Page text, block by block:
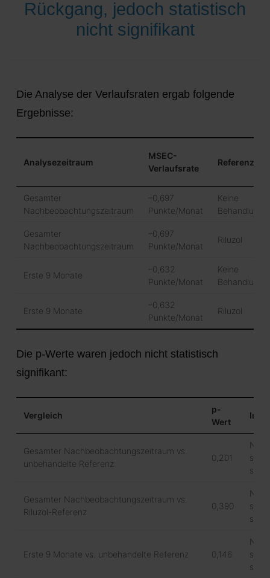
Rückgang, jedoch statistisch
nicht signifikant
Die Analyse der Verlaufsraten ergab folgende
Ergebnisse:
Analysezeitraum
MSEC-
Verlaufsrate
Referenz
Gesamter
Nachbeobachtungszeitraum
–0,697
Punkte/Monat
Keine
Behandlung
Gesamter
Nachbeobachtungszeitraum
–0,697
Punkte/Monat
Riluzol
Erste 9 Monate
–0,632
Punkte/Monat
Keine
Behandlung
Erste 9 Monate
–0,632
Punkte/Monat
Riluzol
Die p-Werte waren jedoch nicht statistisch
signifikant:
Vergleich
p-
Wert
Gesamter Nachbeobachtungszeitraum vs.
unbehandelte Referenz
0,201
Nicht
Gesamter Nachbeobachtungszeitraum vs.
Riluzol-Referenz
0,390
Nicht
Erste 9 Monate vs. unbehandelte Referenz 0,146
Nicht